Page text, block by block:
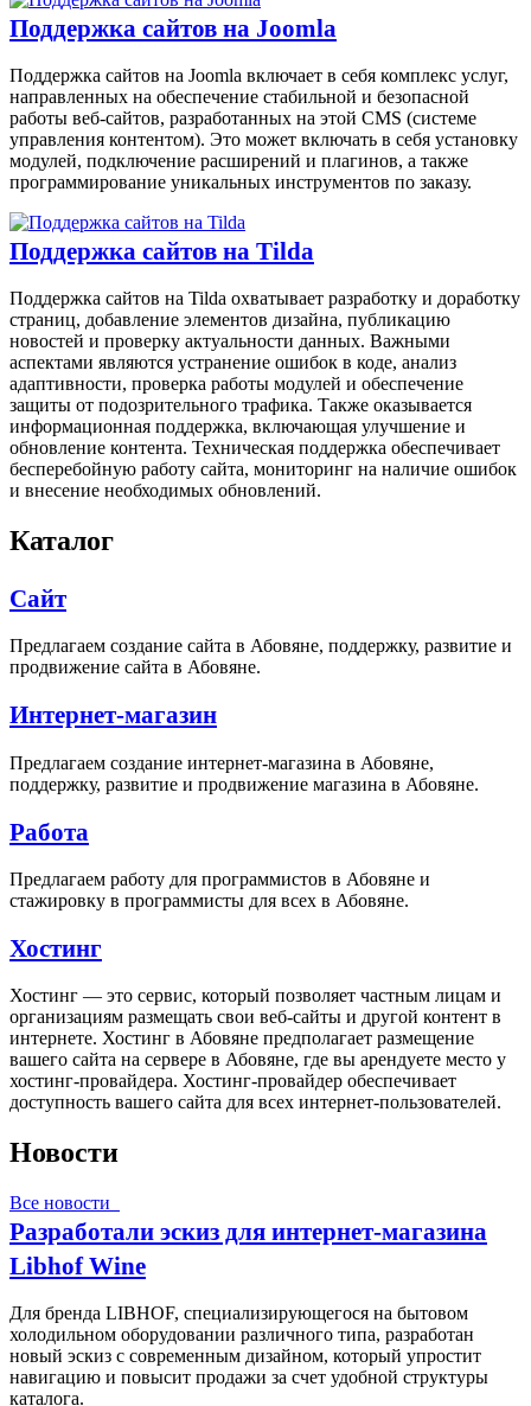
Поддержка сайтов на Joomla
Поддержка сайтов на Joomla включает в себя комплекс услуг,
направленных на обеспечение стабильной и безопасной
работы веб-сайтов, разработанных на этой CMS (системе
управления контентом). Это может включать в себя установку
модулей, подключение расширений и плагинов, а также
программирование уникальных инструментов по заказу.
Поддержка сайтов на Tilda
Поддержка сайтов на Tilda охватывает разработку и доработку
страниц, добавление элементов дизайна, публикацию
новостей и проверку актуальности данных. Важными
аспектами являются устранение ошибок в коде, анализ
адаптивности, проверка работы модулей и обеспечение
защиты от подозрительного трафика. Также оказывается
информационная поддержка, включающая улучшение и
обновление контента. Техническая поддержка обеспечивает
бесперебойную работу сайта, мониторинг на наличие ошибок
и внесение необходимых обновлений.
Каталог
Сайт
Предлагаем создание сайта в Абовяне, поддержку, развитие и
продвижение сайта в Абовяне.
Интернет-магазин
Предлагаем создание интернет-магазина в Абовяне,
поддержку, развитие и продвижение магазина в Абовяне.
Работа
Предлагаем работу для программистов в Абовяне и
стажировку в программисты для всех в Абовяне.
Хостинг
Хостинг — это сервис, который позволяет частным лицам и
организациям размещать свои веб-сайты и другой контент в
интернете. Хостинг в Абовяне предполагает размещение
вашего сайта на сервере в Абовяне, где вы арендуете место у
хостинг-провайдера. Хостинг-провайдер обеспечивает
доступность вашего сайта для всех интернет-пользователей.
Новости
Все новости
Разработали эскиз для интернет-магазина
Libhof Wine
Для бренда LIBHOF, специализирующегося на бытовом
холодильном оборудовании различного типа, разработан
новый эскиз с современным дизайном, который упростит
навигацию и повысит продажи за счет удобной структуры
каталога.